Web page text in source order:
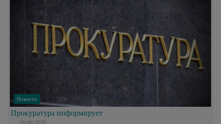
Новости
Прокуратура информирует